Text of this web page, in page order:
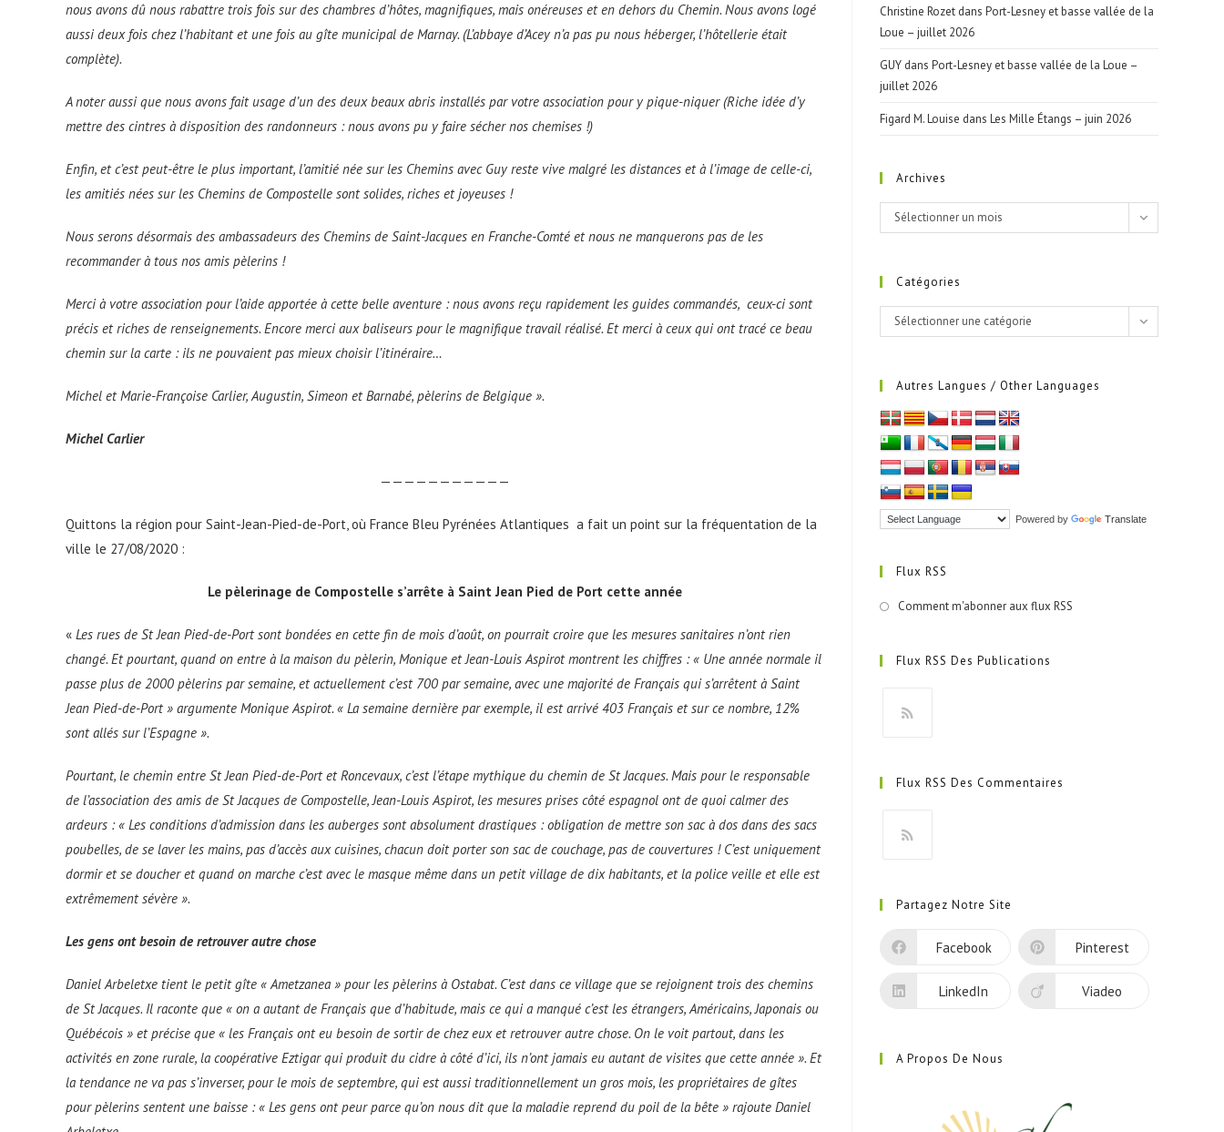
nous avons dû nous rabattre trois fois sur des chambres d’hôtes, magnifiques, mais onéreuses et en dehors du Chemin. Nous avons logé
aussi deux fois chez l’habitant et une fois au gîte municipal de Marnay. (L’abbaye d’Acey n’a pas pu nous héberger, l’hôtellerie était
complète).
A noter aussi que nous avons fait usage d’un des deux beaux abris installés par votre association pour y pique-niquer (Riche idée d’y
mettre des cintres à disposition des randonneurs : nous avons pu y faire sécher nos chemises !)
Enfin, et c’est peut-être le plus important, l’amitié née sur les Chemins avec Guy reste vive malgré les distances et à l’image de celle-ci,
les amitiés nées sur les Chemins de Compostelle sont solides, riches et joyeuses !
Nous serons désormais des ambassadeurs des Chemins de Saint-Jacques en Franche-Comté et nous ne manquerons pas de les
recommander à tous nos amis pèlerins !
Merci à votre association pour l’aide apportée à cette belle aventure : nous avons reçu rapidement les guides commandés, ceux-ci sont
précis et riches de renseignements. Encore merci aux baliseurs pour le magnifique travail réalisé. Et merci à ceux qui ont tracé ce beau
chemin sur la carte : ils ne pouvaient pas mieux choisir l’itinéraire…
Michel et Marie-Françoise Carlier, Augustin, Simeon et Barnabé, pèlerins de Belgique ».
Michel Carlier
———————————
Quittons la région pour Saint-Jean-Pied-de-Port, où France Bleu Pyrénées Atlantiques a fait un point sur la fréquentation de la
ville le 27/08/2020 :
Le pèlerinage de Compostelle s’arrête à Saint Jean Pied de Port cette année
« Les rues de St Jean Pied-de-Port sont bondées en cette fin de mois d’août, on pourrait croire que les mesures sanitaires n’ont rien
changé. Et pourtant, quand on entre à la maison du pèlerin, Monique et Jean-Louis Aspirot montrent les chiffres : « Une année normale il
passe plus de 2000 pèlerins par semaine, et actuellement c’est 700 par semaine, avec une majorité de Français qui s’arrêtent à Saint
Jean Pied-de-Port » argumente Monique Aspirot. « La semaine dernière par exemple, il est arrivé 403 Français et sur ce nombre, 12%
sont allés sur l’Espagne ».
Pourtant, le chemin entre St Jean Pied-de-Port et Roncevaux, c’est l’étape mythique du chemin de St Jacques. Mais pour le responsable
de l’association des amis de St Jacques de Compostelle, Jean-Louis Aspirot, les mesures prises côté espagnol ont de quoi calmer des
ardeurs : « Les conditions d’admission dans les auberges sont absolument drastiques : obligation de mettre son sac à dos dans des sacs
poubelles, de se laver les mains, pas d’accès aux cuisines, chacun doit porter son sac de couchage, pas de couvertures ! C’est uniquement
dormir et se doucher et quand on marche c’est avec le masque même dans un petit village de dix habitants, et la police veille et elle est
extrêmement sévère ».
Les gens ont besoin de retrouver autre chose
Daniel Arbeletxe tient le petit gîte « Ametzanea » pour les pèlerins à Ostabat. C’est dans ce village que se rejoignent trois des chemins
de St Jacques. Il raconte que « on a autant de Français que d’habitude, mais ce qui a manqué c’est les étrangers, Américains, Japonais ou
Québécois » et précise que « les Français ont eu besoin de sortir de chez eux et retrouver autre chose. On le voit partout, dans les
activités en zone rurale, la coopérative Eztigar qui produit du cidre à côté d’ici, ils n’ont jamais eu autant de visites que cette année ». Et
la tendance ne va pas s’inverser, pour le mois de septembre, qui est aussi traditionnellement un gros mois, les propriétaires de gîtes
pour pèlerins sentent une baisse : « Les gens ont peur parce qu’on nous dit que la maladie reprend du poil de la bête » rajoute Daniel
Christine Rozet dans Port-Lesney et basse vallée de la
Loue – juillet 2026
GUY dans Port-Lesney et basse vallée de la Loue –
juillet 2026
Figard M. Louise dans Les Mille Étangs – juin 2026
Archives
Archives
Sélectionner un mois
Catégories
Catégories
Sélectionner une catégorie
Autres Langues / Other Languages
Powered by Translate
Flux RSS
Comment m'abonner aux flux RSS
Flux RSS Des Publications
un
onglet
Flux RSS Des Commentaires
un
nouvel
Partagez Notre Site
Facebook Pinterest
LinkedIn Viadeo
A Propos De Nous